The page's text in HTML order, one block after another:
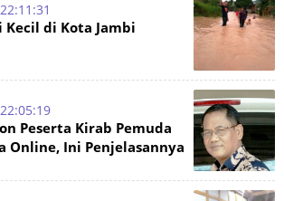
Kecil di Kota Jambi
Peserta Kirab Pemuda
Online, Ini Penjelasannya